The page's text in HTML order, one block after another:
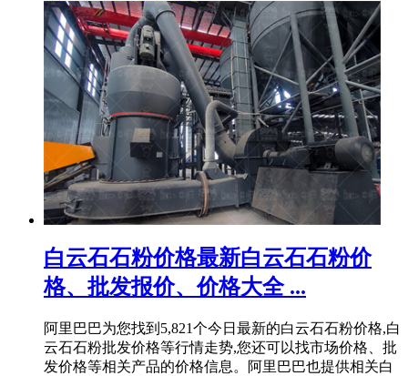
白云石石粉价格最新白云石石粉价
格、批发报价、价格大全 ...
阿里巴巴为您找到5,821个今日最新的白云石石粉价格,白
云石石粉批发价格等行情走势,您还可以找市场价格、批
发价格等相关产品的价格信息。阿里巴巴也提供相关白